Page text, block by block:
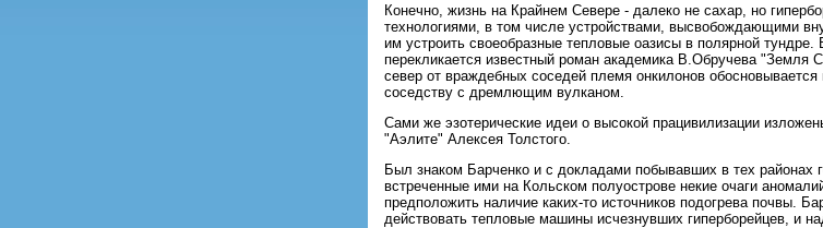
Конечно, жизнь на Крайнем Севере - далеко не сахар, но
технологиями, в том числе устройствами, высвобождающими
им устроить своеобразные тепловые оазисы в полярной тундре.
перекликается известный роман академика В.Обручева "Земля
север от враждебных соседей племя онкилонов
соседству с дремлющим вулканом.
Сами же эзотерические идеи о высокой працивилизации
"Аэлите" Алексея Толстого.
Был знаком Барченко и с докладами побывавших в тех районах
встреченные ими на Кольском полуострове некие очаги
предположить наличие каких-то источников подогрева почвы.
действовать тепловые машины исчезнувших гиперборейцев, и